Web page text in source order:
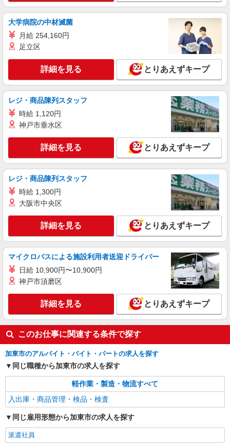
キープ 詳細を見る
派遣社員
紙パッケージの運搬業務／検品作業／フォーク
時給1,500円〜1,875円 ≪月収例：21日勤務、
残業30hの場合≫ 時給1,500円×8h×21日＋深夜手
当（10日分）＋残業代（30h）＝321,250円 ◎交通
費全額支給（弊社規定あり） ◎昇給の可能性あり
◎残業代全額支給 ◎残業・休日出勤の場合、時給
25％UP
雇入れ直後：兵庫県加東市 変更の範囲：会社
キープ 詳細を見る
パーソルファクトリーパートナーズ株式会社
時給1700円 ※交通費全額支給（規定あり）
【月収例】29.3万円（20日勤務＋残業10h）
兵庫県加東市佐保50番地
キープ 詳細を見る
大学病院の中材滅菌
月給 254,160円
足立区
詳細を見る とりあえずキープ
レジ・商品陳列スタッフ
時給 1,120円
神戸市垂水区
詳細を見る とりあえずキープ
レジ・商品陳列スタッフ
時給 1,300円
大阪市中央区
詳細を見る とりあえずキープ
マイクロバスによる施設利用者送迎ドライバー
日給 10,900円〜10,900円
神戸市須磨区
詳細を見る とりあえずキープ
このお仕事に関連する条件で探す
加東市のアルバイト・バイト・パートの求人を探す
同じ職種から加東市の求人を探す
軽作業・製造・物流すべて
入出庫・商品管理・検品・検査
同じ雇用形態から加東市の求人を探す
派遣社員